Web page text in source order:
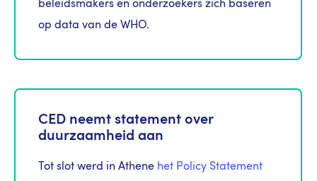
beleidsmakers en onderzoekers zich baseren
op data van de WHO.
CED neemt statement over
duurzaamheid aan
Tot slot werd in Athene het Policy Statement